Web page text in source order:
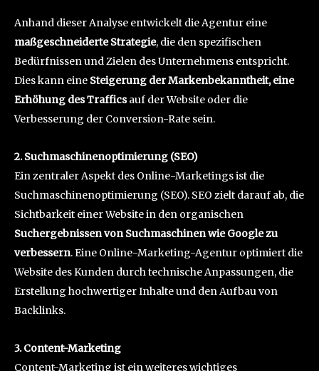
Anhand dieser Analyse entwickelt die Agentur eine
maßgeschneiderte Strategie, die den spezifischen
Bedürfnissen und Zielen des Unternehmens entspricht.
Dies kann eine Steigerung der Markenbekanntheit, eine
Erhöhung des Trafficsauf der Website oder die
Verbesserung der Conversion-Rate sein.
2. Suchmaschinenoptimierung (SEO)
Ein zentraler Aspekt des Online-Marketings ist die
Suchmaschinenoptimierung (SEO). SEO zielt darauf ab, die
Sichtbarkeit einer Website in den organischen
Suchergebnissen von Suchmaschinen wie Google zu
verbessern. Eine Online-Marketing-Agentur optimiert die
Website des Kunden durch technische Anpassungen, die
Erstellung hochwertiger Inhalte und den Aufbau von
Backlinks.
3. Content-Marketing
Content-Marketing ist ein weiteres wichtiges